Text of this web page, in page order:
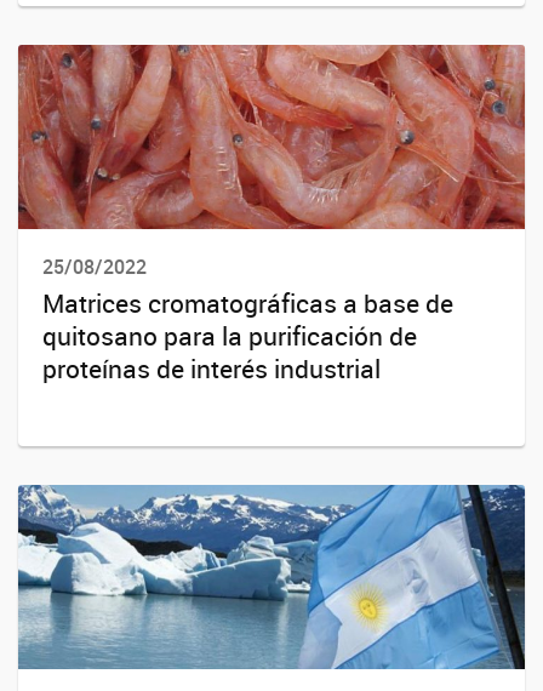
25/08/2022
Matrices cromatográficas a base de
quitosano para la purificación de
proteínas de interés industrial